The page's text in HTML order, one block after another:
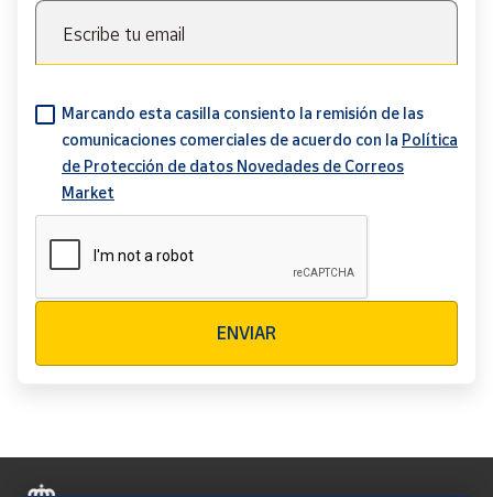
Escribe tu email
Marcando esta casilla consiento la remisión de las
comunicaciones comerciales de acuerdo con la Política
de Protección de datos Novedades de Correos
Market
ENVIAR